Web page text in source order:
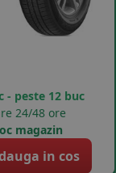
- peste 12 buc
24/48 ore
magazin
in cos